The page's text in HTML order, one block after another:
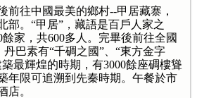
前往中國最美的鄉村--甲居藏寨，
部。“甲居”，藏語是百戶人家之
家，共600多人。完畢後前往全國
巴素有“千碉之國”、“東方金字
最輝煌的時期，有3000餘座碉樓聳
年限可追溯到先秦時期。午餐於市
店。